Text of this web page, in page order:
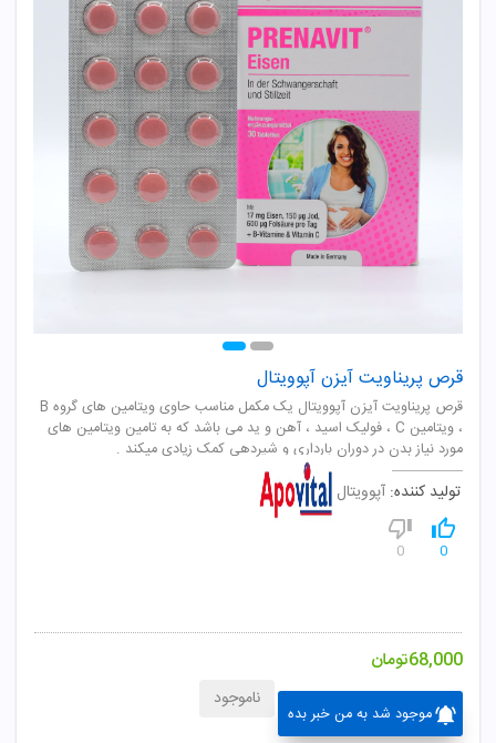
قرص پریناویت آیزن آپوویتال
قرص پریناویت آیزن آپوویتال یک مکمل مناسب حاوی ویتامین های گروه B
، ویتامین C ، فولیک اسید ، آهن و ید می باشد که به تامین ویتامین های
مورد نیاز بدن در دوران بارداری و شیردهی کمک زیادی میکند .
تولید کننده: آپوویتال
0
0
68,000تومان
موجود شد به من خبر بده
ناموجود